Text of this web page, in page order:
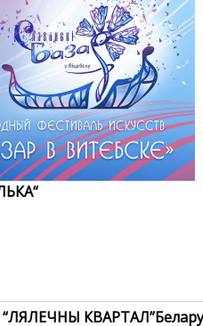
“ЛЯЛЕЧНЫ КВАРТАЛ”